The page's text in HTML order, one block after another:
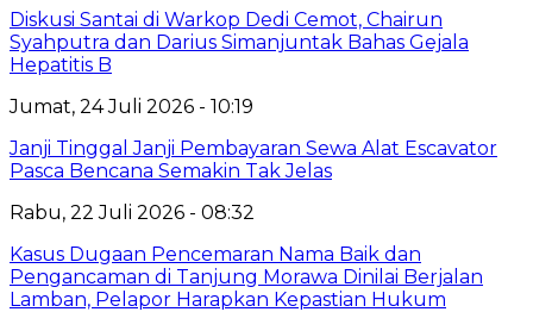
Diskusi Santai di Warkop Dedi Cemot, Chairun
Syahputra dan Darius Simanjuntak Bahas Gejala
Hepatitis B
Jumat, 24 Juli 2026 - 10:19
Janji Tinggal Janji Pembayaran Sewa Alat Escavator
Pasca Bencana Semakin Tak Jelas
Rabu, 22 Juli 2026 - 08:32
Kasus Dugaan Pencemaran Nama Baik dan
Pengancaman di Tanjung Morawa Dinilai Berjalan
Lamban, Pelapor Harapkan Kepastian Hukum